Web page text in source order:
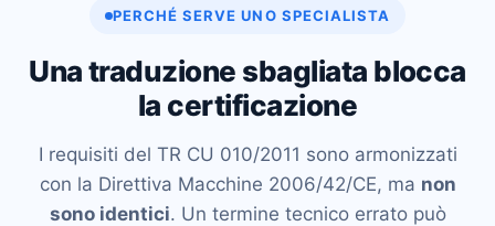
PERCHÉ SERVE UNO SPECIALISTA
Una traduzione sbagliata blocca
la certificazione
I requisiti del TR CU 010/2011 sono armonizzati
con la Direttiva Macchine 2006/42/CE, ma non
sono identici. Un termine tecnico errato può